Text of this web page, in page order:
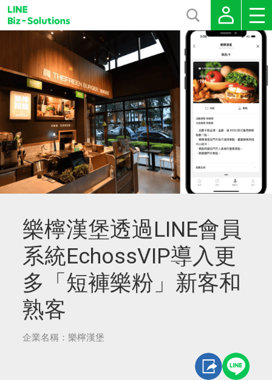
樂檸漢堡透過LINE會員
系統EchossVIP導入更
多「短褲樂粉」新客和
熟客
企業名稱：樂檸漢堡